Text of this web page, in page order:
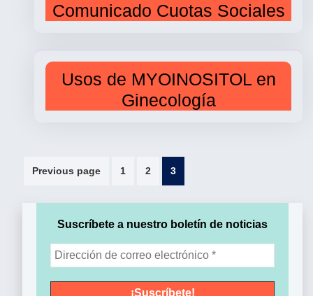
Comunicado Cuotas Sociales
Usos de MYOINOSITOL en
Ginecología
Paginación
Previous page 1 2 3
Suscríbete a nuestro boletín de noticias